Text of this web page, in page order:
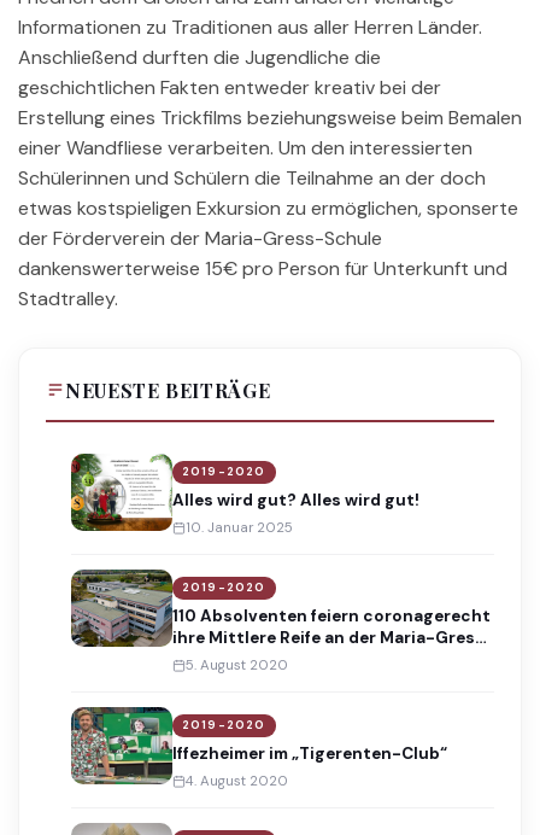
Informationen zu Traditionen aus aller Herren Länder.
Anschließend durften die Jugendliche die
geschichtlichen Fakten entweder kreativ bei der
Erstellung eines Trickfilms beziehungsweise beim Bemalen
einer Wandfliese verarbeiten. Um den interessierten
Schülerinnen und Schülern die Teilnahme an der doch
etwas kostspieligen Exkursion zu ermöglichen, sponserte
der Förderverein der Maria-Gress-Schule
dankenswerterweise 15€ pro Person für Unterkunft und
Stadtralley.
NEUESTE BEITRÄGE
2019-2020
Alles wird gut? Alles wird gut!
10. Januar 2025
2019-2020
110 Absolventen feiern coronagerecht
ihre Mittlere Reife an der Maria-Gress-
Schule
5. August 2020
2019-2020
Iffezheimer im „Tigerenten-Club“
4. August 2020